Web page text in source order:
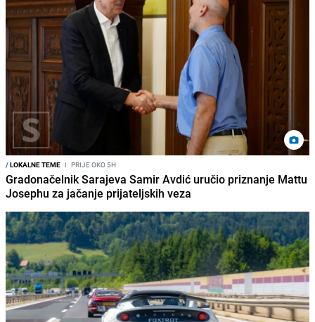
/LOKALNE TEME I PRIJE OKO 5H
Gradonačelnik Sarajeva Samir Avdić uručio priznanje Mattu
Josephu za jačanje prijateljskih veza